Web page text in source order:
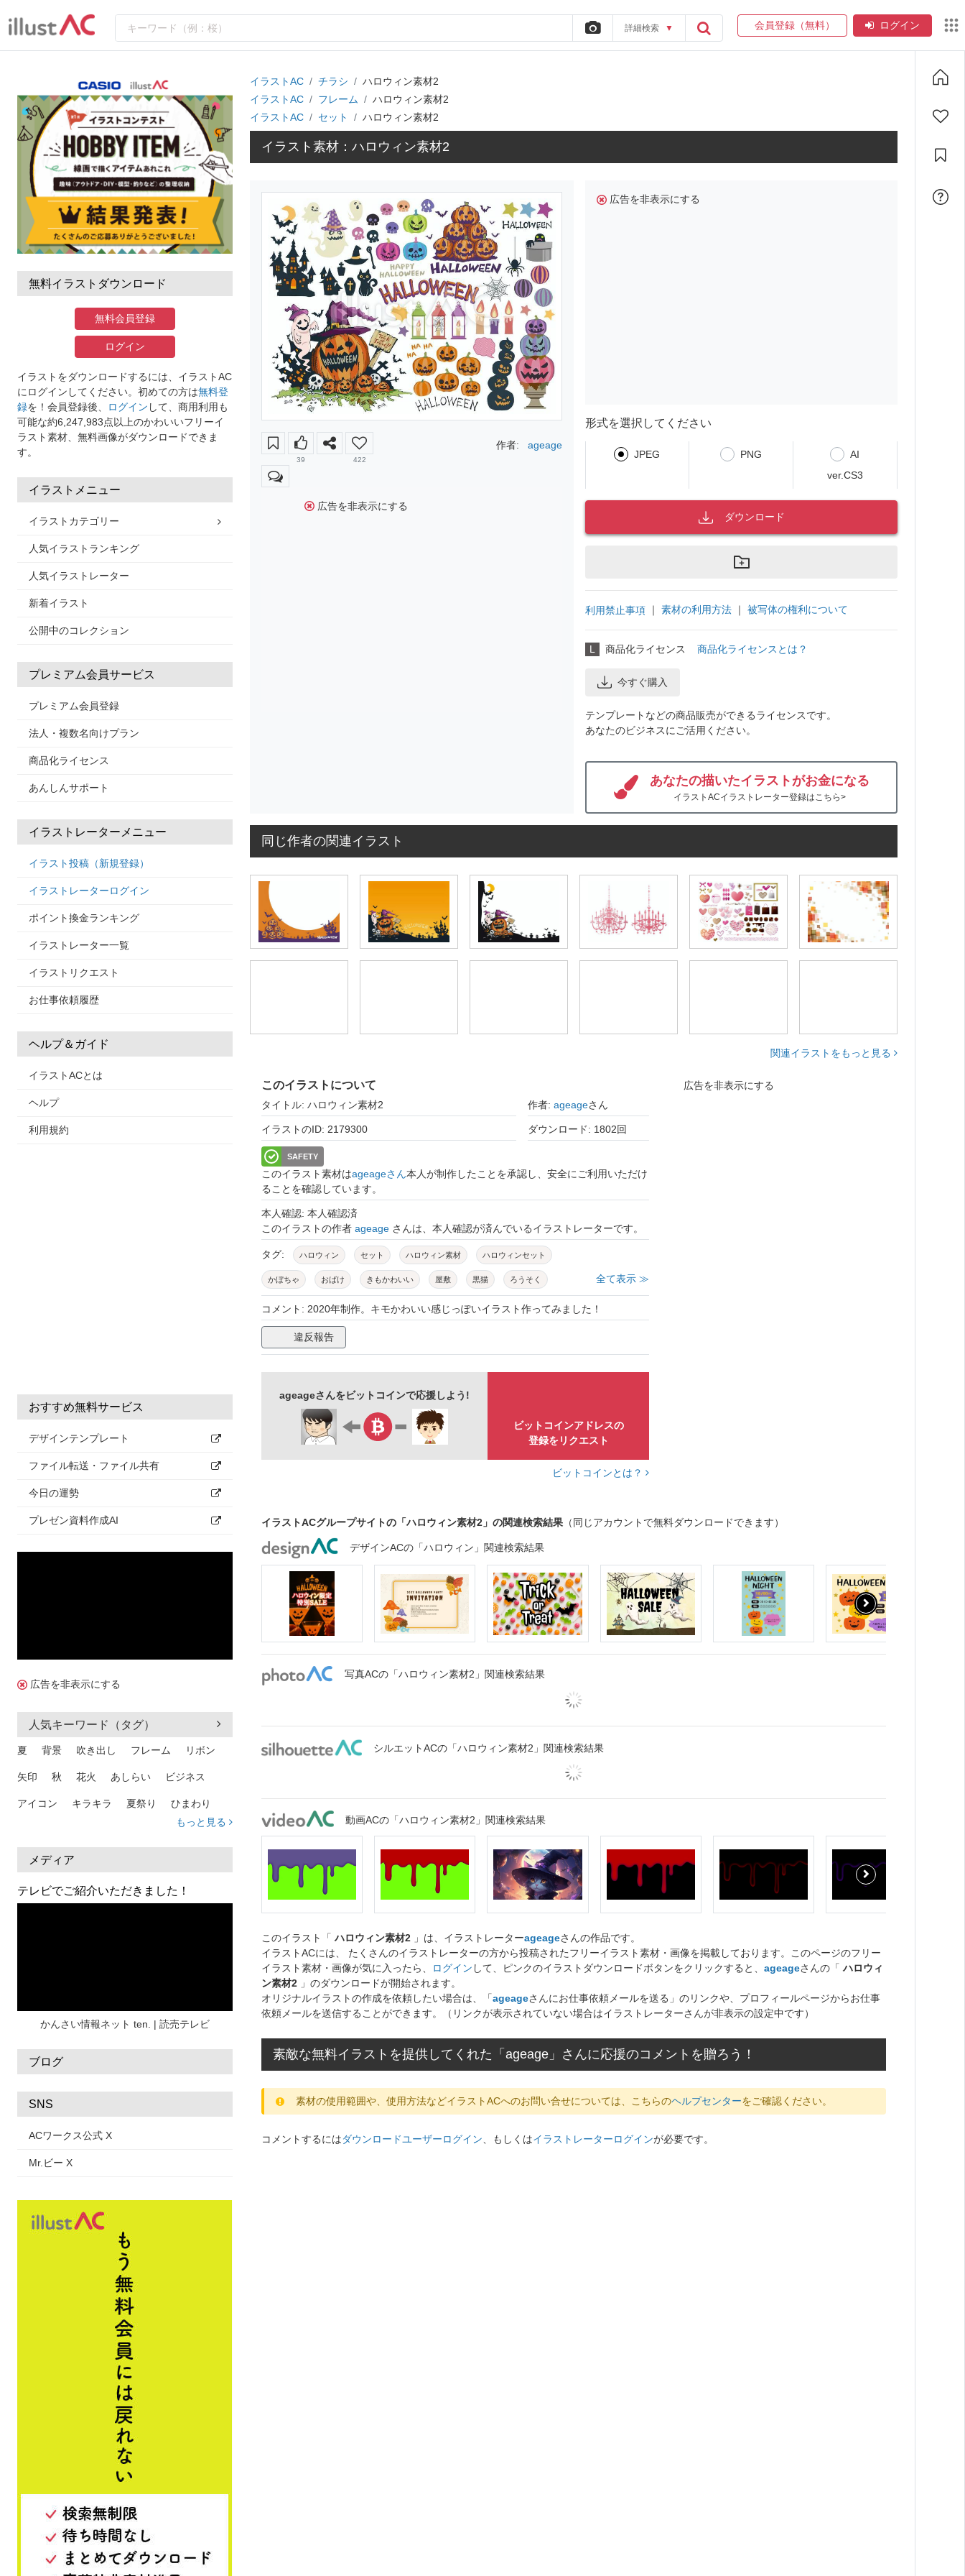
詳細検索 ▼ 会員登録（無料） ログイン
無料イラストダウンロード
無料会員登録
ログイン
イラストをダウンロードするには、イラストAC
にログインしてください。初めての方は無料登
録を！会員登録後、 ログイン して、商用利用も
可能な約6,247,983点以上のかわいいフリーイ
ラスト素材、無料画像がダウンロードできま
す。
イラストメニュー
イラストカテゴリー
人気イラストランキング
人気イラストレーター
新着イラスト
公開中のコレクション
プレミアム会員サービス
プレミアム会員登録
法人・複数名向けプラン
商品化ライセンス
あんしんサポート
イラストレーターメニュー
イラスト投稿（新規登録）
イラストレーターログイン
ポイント換金ランキング
イラストレーター一覧
イラストリクエスト
お仕事依頼履歴
ヘルプ＆ガイド
イラストACとは
ヘルプ
利用規約
おすすめ無料サービス
デザインテンプレート
ファイル転送・ファイル共有
今日の運勢
プレゼン資料作成AI
広告を非表示にする
人気キーワード（タグ）
夏 背景 吹き出し フレーム リボン
矢印 秋 花火 あしらい ビジネス
アイコン キラキラ 夏祭り ひまわり
熱中症
人物 暑中見舞い
日本地図 海
もっと見る
メディア
テレビでご紹介いただきました！
かんさい情報ネット ten. | 読売テレビ
ブログ
SNS
ACワークス公式 X
Mr.ビー X
イラストAC チラシ
ハロウィン素材2
イラストAC
フレーム
ハロウィン素材2
イラストAC
セット ハロウィン素材2
イラスト素材：ハロウィン素材2
39 422
作者: ageage
広告を非表示にする
広告を非表示にする
形式を選択してください
JPEG PNG
AI
ver.CS3
ダウンロード
利用禁止事項 ｜ 素材の利用方法 ｜ 被写体の権利について
L 商品化ライセンス 商品化ライセンスとは？
今すぐ購入
テンプレートなどの商品販売ができるライセンスです。
あなたのビジネスにご活用ください。
あなたの描いたイラストがお金になる
イラストACイラストレーター登録はこちら>
同じ作者の関連イラスト
関連イラストをもっと見る
このイラストについて
タイトル: ハロウィン素材2 作者: ageageさん
イラストのID: 2179300 ダウンロード: 1802回
SAFETY
このイラスト素材はageageさん本人が制作したことを承認し、安全にご利用いただけ
ることを確認しています。
本人確認: 本人確認済
このイラストの作者 ageage さんは、本人確認が済んでいるイラストレーターです。
タグ: ハロウィン セット ハロウィン素材 ハロウィンセット
かぼちゃ おばけ きもかわいい 屋敷 黒猫 ろうそく
ランタン パンプキン かわいい 不気味 ブラック シルエット
影 三日月 レトロ
十字架 コウモリ クモ ドクロ パーティー イベント
劇画調イラスト ステッキ モンスター リアル
全て表示 ≫
コメント: 2020年制作。キモかわいい感じっぽいイラスト作ってみました！
違反報告
ageageさんをビットコインで応援しよう!
ビットコインアドレスの
登録をリクエスト
ビットコインとは？
広告を非表示にする
イラストACグループサイトの「ハロウィン素材2」の関連検索結果 （同じアカウントで無料ダウンロードできます）
デザインACの「ハロウィン」関連検索結果
写真ACの「ハロウィン素材2」関連検索結果
シルエットACの「ハロウィン素材2」関連検索結果
動画ACの「ハロウィン素材2」関連検索結果
このイラスト「ハロウィン素材2 」は、イラストレーターageageさんの作品です。
イラストACには、 たくさんのイラストレーターの方から投稿されたフリーイラスト素材・画像を掲載しております。このページのフリー
イラスト素材・画像が気に入ったら、
ログイン して、ピンクのイラストダウンロードボタンをクリックすると、 ageageさんの「ハロウィ
ン素材2 」のダウンロードが開始されます。
オリジナルイラストの作成を依頼したい場合は、「ageageさんにお仕事依頼メールを送る」のリンクや、プロフィールページからお仕事
依頼メールを送信することができます。（リンクが表示されていない場合はイラストレーターさんが非表示の設定中です）
素敵な無料イラストを提供してくれた「ageage」さんに応援のコメントを贈ろう！
素材の使用範囲や、使用方法などイラストACへのお問い合せについては、こちらのヘルプセンターをご確認ください。
コメントするにはダウンロードユーザーログイン 、もしくはイラストレーターログインが必要です。